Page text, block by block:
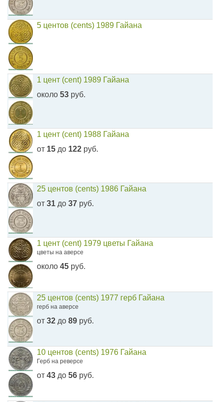
5 центов (cents) 1989 Гайана
1 цент (cent) 1989 Гайана
около 53 руб.
1 цент (cent) 1988 Гайана
от 15 до 122 руб.
25 центов (cents) 1986 Гайана
от 31 до 37 руб.
1 цент (cent) 1979 цветы Гайана
цветы на аверсе
около 45 руб.
25 центов (cents) 1977 герб Гайана
герб на аверсе
от 32 до 89 руб.
10 центов (cents) 1976 Гайана
Герб на реверсе
от 43 до 56 руб.